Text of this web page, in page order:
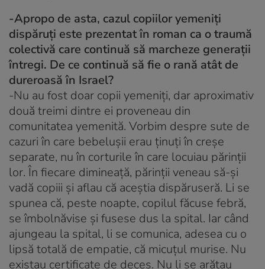
-Apropo de asta, cazul copiilor yemeniți
dispăruți este prezentat în roman ca o traumă
colectivă care continuă să marcheze generații
întregi. De ce continuă să fie o rană atât de
dureroasă în Israel?
-Nu au fost doar copii yemeniți, dar aproximativ
două treimi dintre ei proveneau din
comunitatea yemenită. Vorbim despre sute de
cazuri în care bebelușii erau ținuți în creșe
separate, nu în corturile în care locuiau părinții
lor. În fiecare dimineață, părinții veneau să-și
vadă copiii și aflau că aceștia dispăruseră. Li se
spunea că, peste noapte, copilul făcuse febră,
se îmbolnăvise și fusese dus la spital. Iar când
ajungeau la spital, li se comunica, adesea cu o
lipsă totală de empatie, că micuțul murise. Nu
existau certificate de deces. Nu li se arătau